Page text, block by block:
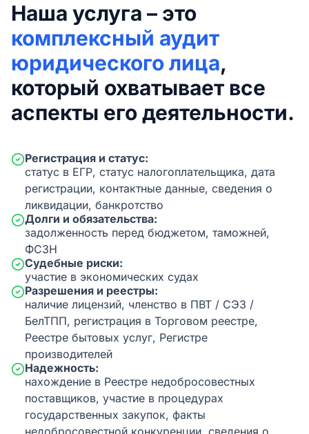
Наша услуга – это
комплексный аудит
юридического лица,
который охватывает все
аспекты его деятельности.
Регистрация и статус:
статус в ЕГР, статус налогоплательщика, дата
регистрации, контактные данные, сведения о
ликвидации, банкротство
Долги и обязательства:
задолженность перед бюджетом, таможней,
ФСЗН
Судебные риски:
участие в экономических судах
Разрешения и реестры:
наличие лицензий, членство в ПВТ / СЭЗ /
БелТПП, регистрация в Торговом реестре,
Реестре бытовых услуг, Регистре
производителей
Надежность:
нахождение в Реестре недобросовестных
поставщиков, участие в процедурах
государственных закупок, факты
недобросовестной конкуренции, сведения о